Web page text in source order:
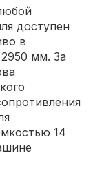
доступен
в
2950 мм. За
14